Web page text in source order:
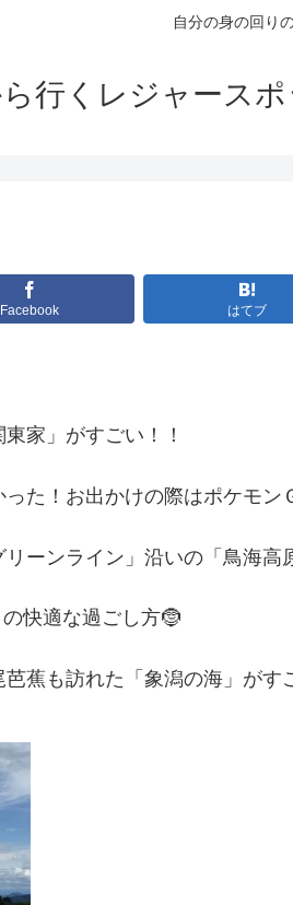
自分の身の回り
行くレジャース
Facebook はてブ
家」がすごい！！
た！お出かけの際はポケモン
ーンライン」沿いの「鳥海高
快適な過ごし方🤶
蕉も訪れた「象潟の海」がす